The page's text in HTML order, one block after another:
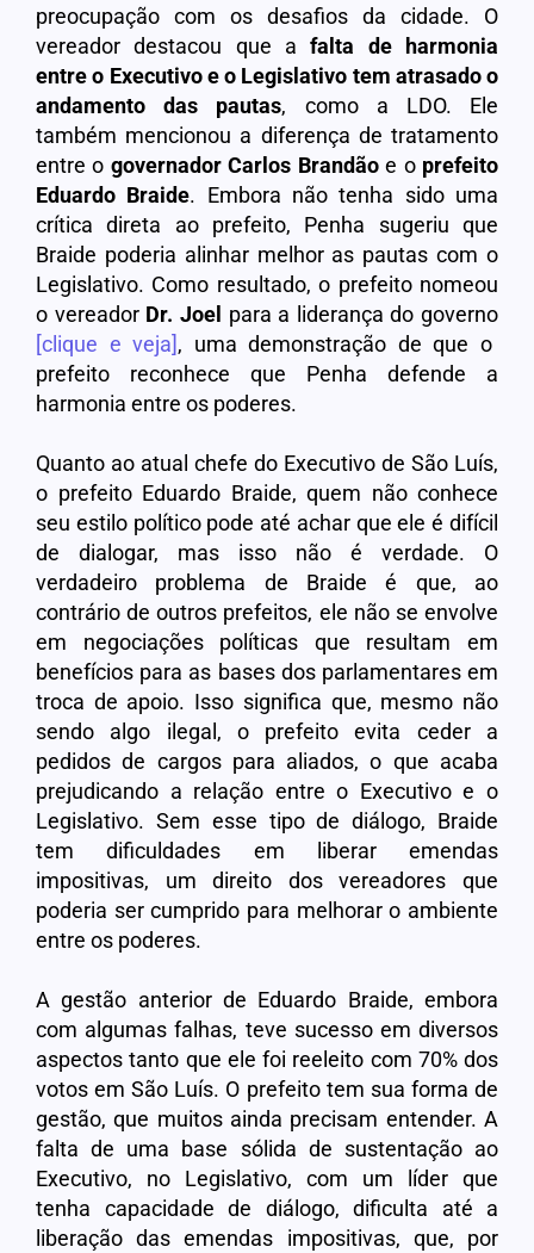
preocupação com os desafios da cidade. O
vereador destacou que a falta de harmonia
entre o Executivo e o Legislativo tem atrasado o
andamento das pautas, como a LDO. Ele
também mencionou a diferença de tratamento
entre o governador Carlos Brandãoe o prefeito
Eduardo Braide. Embora não tenha sido uma
crítica direta ao prefeito, Penha sugeriu que
Braide poderia alinhar melhor as pautas com o
Legislativo. Como resultado, o prefeito nomeou
o vereadorDr. Joel para a liderança do governo
[clique e veja], uma demonstração de que o
prefeito reconhece que Penha defende a
harmonia entre os poderes.
Quanto ao atual chefe do Executivo de São Luís,
o prefeito Eduardo Braide, quem não conhece
seu estilo político pode até achar que ele é difícil
de dialogar, mas isso não é verdade. O
verdadeiro problema de Braide é que, ao
contrário de outros prefeitos, ele não se envolve
em negociações políticas que resultam em
benefícios para as bases dos parlamentares em
troca de apoio. Isso significa que, mesmo não
sendo algo ilegal, o prefeito evita ceder a
pedidos de cargos para aliados, o que acaba
prejudicando a relação entre o Executivo e o
Legislativo. Sem esse tipo de diálogo, Braide
tem dificuldades em liberar emendas
impositivas, um direito dos vereadores que
poderia ser cumprido para melhorar o ambiente
entre os poderes.
A gestão anterior de Eduardo Braide, embora
com algumas falhas, teve sucesso em diversos
aspectos tanto que ele foi reeleito com 70% dos
votos em São Luís. O prefeito tem sua forma de
gestão, que muitos ainda precisam entender. A
falta de uma base sólida de sustentação ao
Executivo, no Legislativo, com um líder que
tenha capacidade de diálogo, dificulta até a
liberação das emendas impositivas, que, por